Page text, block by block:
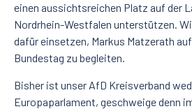
einen aussichtsreichen Platz auf der
Nordrhein-Westfalen unterstützen.
dafür einsetzen, Markus Matzerath
Bundestag zu begleiten.
Bisher ist unser AfD Kreisverband
Europaparlament, geschweige denn